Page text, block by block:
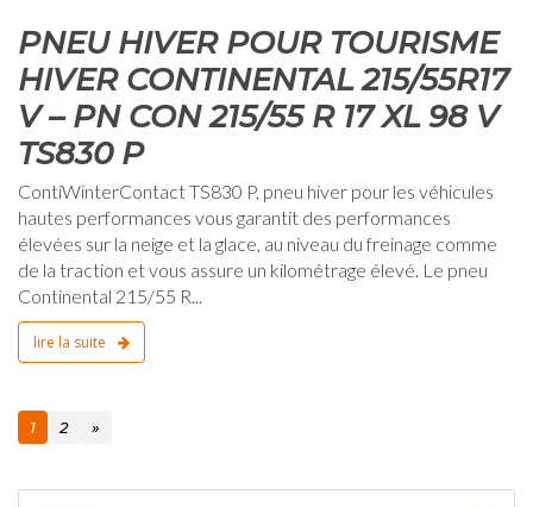
PNEU HIVER POUR TOURISME
HIVER CONTINENTAL 215/55R17
V – PN CON 215/55 R 17 XL 98 V
TS830 P
ContiWinterContact TS830 P, pneu hiver pour les véhicules
hautes performances vous garantit des performances
élevées sur la neige et la glace, au niveau du freinage comme
de la traction et vous assure un kilométrage élevé. Le pneu
Continental 215/55 R...
lire la suite
1 2 »